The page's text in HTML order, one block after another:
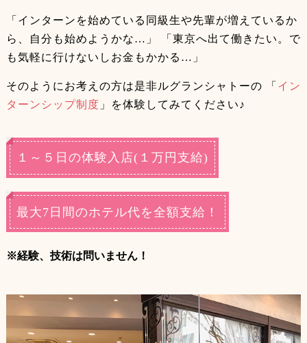
「インターンを始めている同級生や先輩が増えているか
ら、自分も始めようかな…」
「東京へ出て働きたい。で
も気軽に行けないしお金もかかる…」
そのようにお考えの方は是非ルグランシャトーの 「 イン
ターンシップ制度 」を体験してみてください♪
１～５日の体験入店(１万円支給)
最大7日間のホテル代を全額支給！
※経験、技術は問いません！